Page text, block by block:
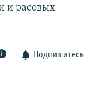
и расовых
Подпишитесь